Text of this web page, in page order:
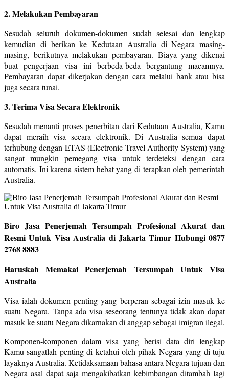
2. Melakukan Pembayaran
Sesudah seluruh dokumen-dokumen sudah selesai dan lengkap
kemudian di berikan ke Kedutaan Australia di Negara masing-
masing, berikutnya melakukan pembayaran. Biaya yang dikenai
buat pengerjaan visa ini berbeda-beda bergantung macamnya.
Pembayaran dapat dikerjakan dengan cara melalui bank atau bisa
juga secara tunai.
3. Terima Visa Secara Elektronik
Sesudah menanti proses penerbitan dari Kedutaan Australia, Kamu
dapat meraih visa secara elektronik. Di Australia semua dapat
terhubung dengan ETAS (Electronic Travel Authority System) yang
sangat mungkin pemegang visa untuk terdeteksi dengan cara
automatis. Ini karena sistem hebat yang di terapkan oleh pemerintah
Australia.
Biro Jasa Penerjemah Tersumpah Profesional Akurat dan
Resmi Untuk Visa Australia di Jakarta Timur Hubungi 0877
2768 8883
Haruskah Memakai Penerjemah Tersumpah Untuk Visa
Australia
Visa ialah dokumen penting yang berperan sebagai izin masuk ke
suatu Negara. Tanpa ada visa seseorang tentunya tidak akan dapat
masuk ke suatu Negara dikarnakan di anggap sebagai imigran ilegal.
Komponen-komponen dalam visa yang berisi data diri lengkap
Kamu sangatlah penting di ketahui oleh pihak Negara yang di tuju
layaknya Australia. Ketidaksamaan bahasa antara Negara tujuan dan
Negara asal dapat saja mengakibatkan kebimbangan ditambah lagi